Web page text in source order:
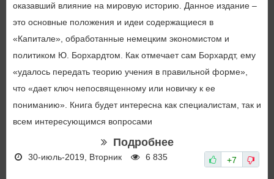
оказавший влияние на мировую историю. Данное издание –
это основные положения и идеи содержащиеся в
«Капитале», обработанные немецким экономистом и
политиком Ю. Борхардтом. Как отмечает сам Борхардт, ему
«удалось передать теорию учения в правильной форме»,
что «дает ключ непосвященному или новичку к ее
пониманию». Книга будет интересна как специалистам, так и
всем интересующимся вопросами
Подробнее
30-июль-2019, Вторник 6 835 +7